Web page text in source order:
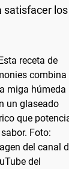
satisfacer los